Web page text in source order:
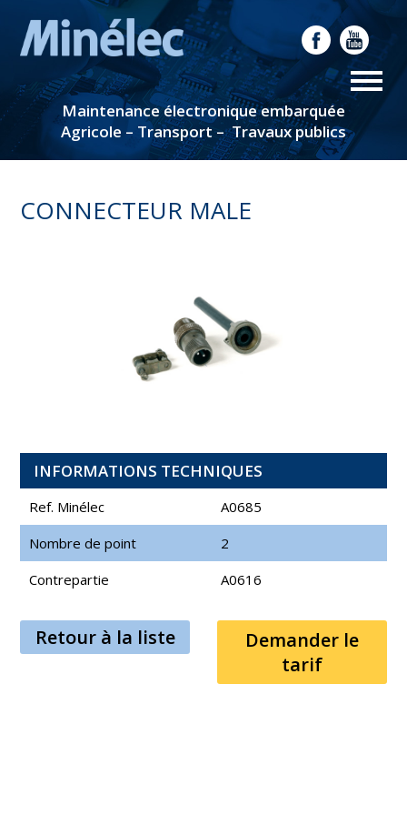
Maintenance électronique embarquée
Agricole – Transport – Travaux publics
CONNECTEUR MALE
INFORMATIONS TECHNIQUES
Ref. Minélec
A0685
Nombre de point
2
Contrepartie
A0616
Retour à la liste
Demander le
tarif